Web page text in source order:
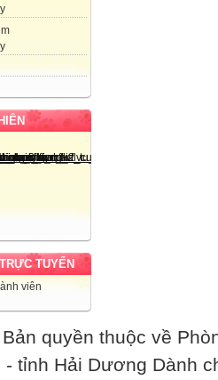
TUYẾN
viên
Bản quyền thuộc về
- tỉnh Hải Dương Dành